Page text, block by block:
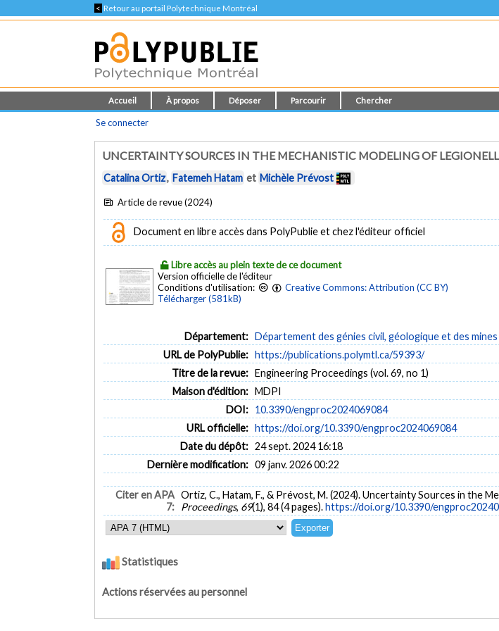
< Retour au portail Polytechnique Montréal
Accueil À propos Déposer Parcourir Chercher
Se connecter
UNCERTAINTY SOURCES IN THE MECHANISTIC MODELING OF
Catalina Ortiz, Fatemeh Hatam et Michèle Prévost
Article de revue (2024)
Document en libre accès dans PolyPublie et chez l'éditeur officiel
Libre accès au plein texte de ce document
Version officielle de l'éditeur
Conditions d'utilisation:
Creative Commons: Attribution (CC BY)
Télécharger (581kB)
Département: Département des génies civil, géologique et des mines
URL de PolyPublie: https://publications.polymtl.ca/59393/
Titre de la revue: Engineering Proceedings (vol. 69, no 1)
Maison d'édition: MDPI
DOI: 10.3390/engproc2024069084
URL officielle: https://doi.org/10.3390/engproc2024069084
Date du dépôt: 24 sept. 2024 16:18
Dernière modification: 09 janv. 2026 00:22
Citer en APA
7:
Ortiz, C., Hatam, F., & Prévost, M. (2024). Uncertainty Sources in the
Proceedings, 69(1), 84 (4 pages).https://doi.org/10.3390/
Statistiques
Actions réservées au personnel